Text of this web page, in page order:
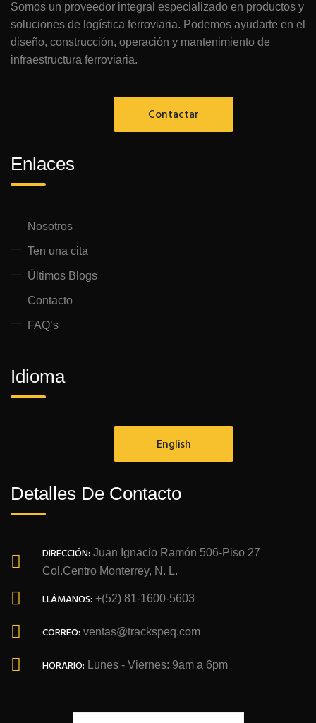
Somos un proveedor integral especializado en productos y
soluciones de logística ferroviaria. Podemos ayudarte en el
diseño, construcción, operación y mantenimiento de
infraestructura ferroviaria.
Contactar
Enlaces
Nosotros
Ten una cita
Últimos Blogs
Contacto
FAQ’s
Idioma
English
Detalles De Contacto
DIRECCIÓN: Juan Ignacio Ramón 506-Piso 27
Col.Centro Monterrey, N. L.
LLÁMANOS: +(52) 81-1600-5603
CORREO: ventas@trackspeq.com
HORARIO: Lunes - Viernes: 9am a 6pm